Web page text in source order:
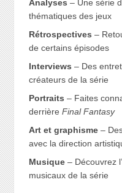
Analyses – Une série
thématiques des jeux
Rétrospectives –
de certains épisodes
Interviews – Des
créateurs de la série
Portraits – Faites
derrière Final Fantasy
Art et graphisme–
avec la direction
Musique– Découvrez
musicaux de la série